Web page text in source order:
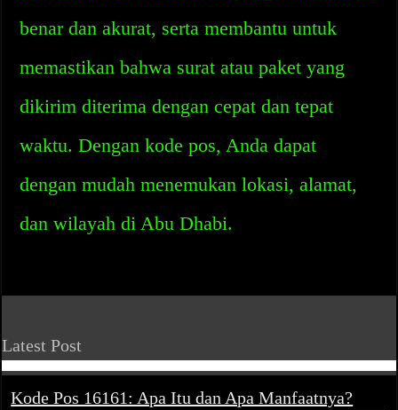
benar dan akurat, serta membantu untuk
memastikan bahwa surat atau paket yang
dikirim diterima dengan cepat dan tepat
waktu. Dengan kode pos, Anda dapat
dengan mudah menemukan lokasi, alamat,
dan wilayah di Abu Dhabi.
Latest Post
Kode Pos 16161: Apa Itu dan Apa Manfaatnya?